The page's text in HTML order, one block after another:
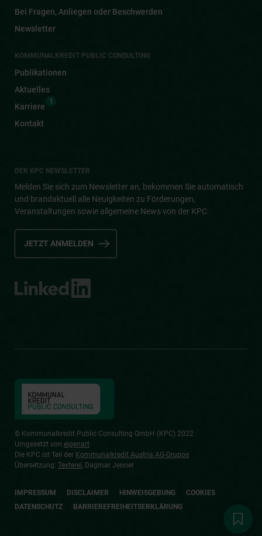
Bei Fragen, Anliegen oder Beschwerden
Newsletter
KOMMUNALKREDIT PUBLIC CONSULTING
Publikationen
Aktuelles
Karriere
1
Kontakt
DER KPC NEWSLETTER
Melden Sie sich zum Newsletter an, bekommen Sie automatisch
und brandaktuell alle Neuigkeiten zu Förderungen,
Veranstaltungen sowie allgemeine News von der KPC.
JETZT ANMELDEN
© Kommunalkredit Public Consulting GmbH (KPC) 2022
Umgesetzt von eigenart
Die KPC ist Teil der Kommunalkredit Austria AG-Gruppe
Übersetzung: Texterei, Dagmar Jenner
IMPRESSUM DISCLAIMER HINWEISGEBUNG
COOKIES
DATENSCHUTZ
BARRIEREFREIHEITSERKLÄRUNG